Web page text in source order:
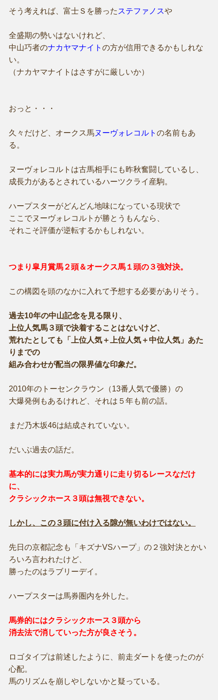
そう考えれば、富士Ｓを勝った ステファノスや
全盛期の勢いはないけれど、
中山巧者のナカヤマナイト の方が信用できるかもしれな
い。
（ナカヤマナイトはさすがに厳しいか）
おっと・・・
久々だけど、オークス馬ヌーヴォレコルト の名前もあ
る。
ヌーヴォレコルトは古馬相手にも昨秋奮闘しているし、
成長力があるとされているハーツクライ産駒。
ハープスターがどんどん地味になっている現状で
ここでヌーヴォレコルトが勝とうもんなら、
それこそ評価が逆転するかもしれない。
つまり皐月賞馬２頭＆オークス馬１頭の３強対決。
この構図を頭のなかに入れて予想する必要がありそう。
過去10年の中山記念を見る限り、
上位人気馬３頭で決着することはないけど、
荒れたとしても「上位人気＋上位人気＋中位人気」あた
りまでの
組み合わせが配当の限界値な印象だ。
2010年のトーセンクラウン（13番人気で優勝）の
大爆発例もあるけれど、それは５年も前の話。
まだ乃木坂46は結成されていない。
だいぶ過去の話だ。
基本的には実力馬が実力通りに走り切るレースなだけ
に、
クラシックホース３頭は無視できない。
しかし、この３頭に付け入る隙が無いわけではない。
先日の京都記念も「キズナVSハープ」の２強対決とかい
ろいろ言われたけど、
勝ったのはラブリーデイ。
ハープスターは馬券圏内を外した。
馬券的にはクラシックホース３頭から
消去法で消していった方が良さそう。
ロゴタイプは前述したように、前走ダートを使ったのが
心配。
馬のリズムを崩しやしないかと疑っている。